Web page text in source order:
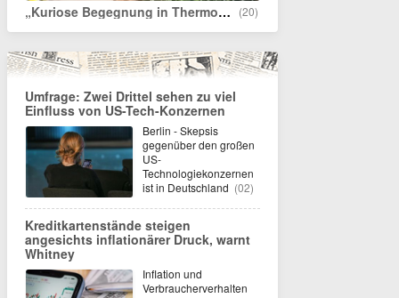
„Kuriose Begegnung in Thermopolis, Wyoming in Amerika zeigt, dass der Sommer in diesem Jahr viel zu heiß ist“ (20)
Umfrage: Zwei Drittel sehen zu viel
Einfluss von US-Tech-Konzernen
Berlin - Skepsis
gegenüber den großen
US-
Technologiekonzernen
ist in Deutschland (02)
Kreditkartenstände steigen
angesichts inflationärer Druck, warnt
Whitney
Inflation und
Verbraucherverhalten